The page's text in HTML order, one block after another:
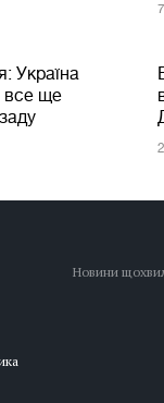
Україна
все ще
Новини